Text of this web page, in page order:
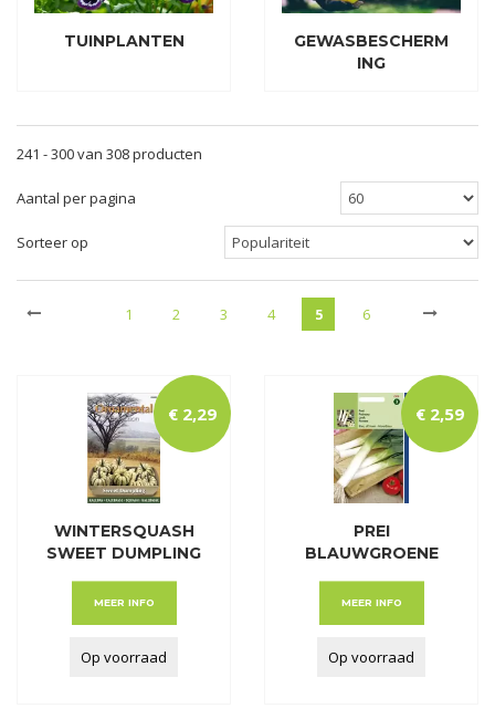
TUINPLANTEN
GEWASBESCHERM
ING
241 - 300 van 308 producten
Aantal per pagina
Sorteer op
1 2 3 4 5 6
WINTERSQUASH
SWEET DUMPLING
€ 2,29
MEER INFO
Op voorraad
PREI
BLAUWGROENE
€ 2,59
MEER INFO
Op voorraad